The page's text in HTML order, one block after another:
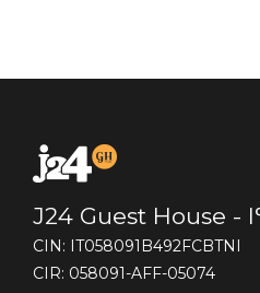
J24 Guest House -
CIN: IT058091B492FCBTNI
CIR: 058091-AFF-05074